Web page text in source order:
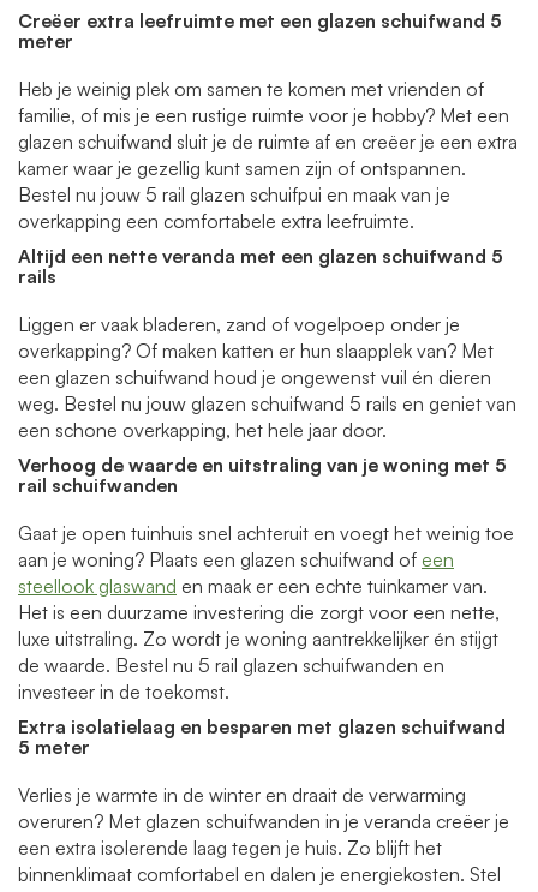
Creëer extra leefruimte met een glazen schuifwand 5
meter
Heb je weinig plek om samen te komen met vrienden of
familie, of mis je een rustige ruimte voor je hobby? Met een
glazen schuifwand sluit je de ruimte af en creëer je een extra
kamer waar je gezellig kunt samen zijn of ontspannen.
Bestel nu jouw 5 rail glazen schuifpui en maak van je
overkapping een comfortabele extra leefruimte.
Altijd een nette veranda met een glazen schuifwand 5
rails
Liggen er vaak bladeren, zand of vogelpoep onder je
overkapping? Of maken katten er hun slaapplek van? Met
een glazen schuifwand houd je ongewenst vuil én dieren
weg. Bestel nu jouw glazen schuifwand 5 rails en geniet van
een schone overkapping, het hele jaar door.
Verhoog de waarde en uitstraling van je woning met 5
rail schuifwanden
Gaat je open tuinhuis snel achteruit en voegt het weinig toe
aan je woning? Plaats een glazen schuifwand of een
steellook glaswand en maak er een echte tuinkamer van.
Het is een duurzame investering die zorgt voor een nette,
luxe uitstraling. Zo wordt je woning aantrekkelijker én stijgt
de waarde. Bestel nu 5 rail glazen schuifwanden en
investeer in de toekomst.
Extra isolatielaag en besparen met glazen schuifwand
5 meter
Verlies je warmte in de winter en draait de verwarming
overuren? Met glazen schuifwanden in je veranda creëer je
een extra isolerende laag tegen je huis. Zo blijft het
binnenklimaat comfortabel en dalen je energiekosten. Stel